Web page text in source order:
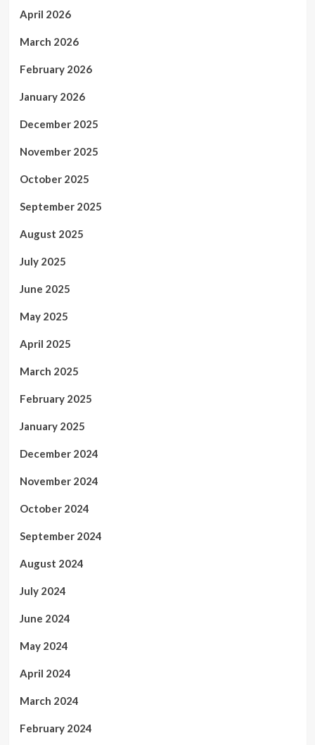
April 2026
March 2026
February 2026
January 2026
December 2025
November 2025
October 2025
September 2025
August 2025
July 2025
June 2025
May 2025
April 2025
March 2025
February 2025
January 2025
December 2024
November 2024
October 2024
September 2024
August 2024
July 2024
June 2024
May 2024
April 2024
March 2024
February 2024